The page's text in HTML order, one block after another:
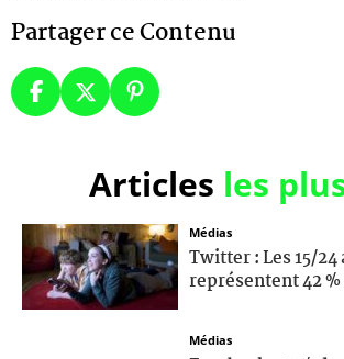
Partager ce Contenu
Articles les
Médias
Twitter : Les 15/24
représentent 42
Médias